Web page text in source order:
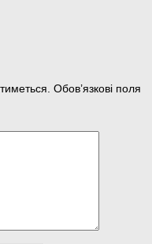
Обов’язкові поля